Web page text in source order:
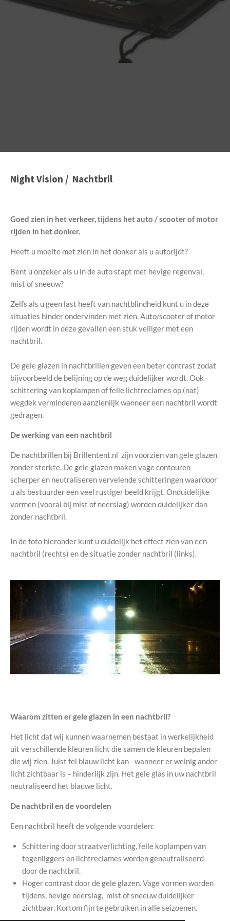
Night Vision / Nachtbril
Goed zien in het verkeer, tijdens het auto / scooter of motor
rijden in het donker.
Heeft u moeite met zien in het donker als u autorijdt?
Bent u onzeker als u in de auto stapt met hevige regenval,
mist of sneeuw?
Zelfs als u geen last heeft van nachtblindheid kunt u in deze
situaties hinder ondervinden met zien. Auto/scooter of motor
rijden wordt in deze gevallen een stuk veiliger met een
nachtbril.
De gele glazen in nachtbrillen geven een beter contrast zodat
bijvoorbeeld de belijning op de weg duidelijker wordt. Ook
schittering van koplampen of felle lichtreclames op (nat)
wegdek verminderen aanzienlijk wanneer een nachtbril wordt
gedragen.
De werking van een nachtbril
De nachtbrillen bij Brillentent.nl zijn voorzien van gele glazen
zonder sterkte. De gele glazen maken vage contouren
scherper en neutraliseren vervelende schitteringen waardoor
u als bestuurder een veel rustiger beeld krijgt. Onduidelijke
vormen (vooral bij mist of neerslag) worden duidelijker dan
zonder nachtbril.
In de foto hieronder kunt u duidelijk het effect zien van een
nachtbril (rechts) en de situatie zonder nachtbril (links).
Waarom zitten er gele glazen in een nachtbril?
Het licht dat wij kunnen waarnemen bestaat in werkelijkheid
uit verschillende kleuren licht die samen de kleuren bepalen
die wij zien. Juist fel blauw licht kan - wanneer er weinig ander
licht zichtbaar is – hinderlijk zijn. Het gele glas in uw nachtbril
neutraliseerd het blauwe licht.
De nachtbril en de voordelen
Een nachtbril heeft de volgende voordelen:
Schittering door straatverlichting, felle koplampen van
tegenliggers en lichtreclames worden geneutraliseerd
door de nachtbril.
Hoger contrast door de gele glazen. Vage vormen worden
tijdens, hevige neerslag, mist of sneeuw duidelijker
zichtbaar. Kortom fijn te gebruiken in alle seizoenen.